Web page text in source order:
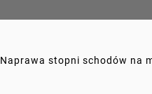
Naprawa stopni schodów na